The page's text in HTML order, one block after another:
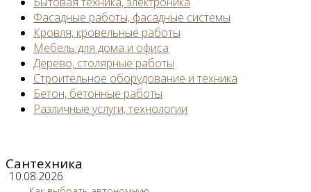
Фасадные работы, фасадные системы
Кровля, кровельные работы
Мебель для дома и офиса
Дерево, столярные работы
Строительное оборудование и техника
Бетон, бетонные работы
Различные услуги, технологии
Сантехника
10.08.2026